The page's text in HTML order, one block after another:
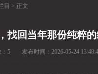
目 > 正文
找回当年那份纯粹
5 发布时间： 2026-05-24